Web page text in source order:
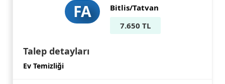
FA
Bitlis/Tatvan
7.650 TL
Talep detayları
Ev Temizliği